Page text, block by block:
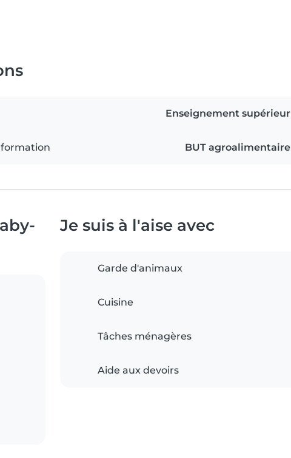
Enseignement supérieur
BUT agroalimentaire
Je suis à l'aise avec
Garde d'animaux
Cuisine
Tâches ménagères
Aide aux devoirs